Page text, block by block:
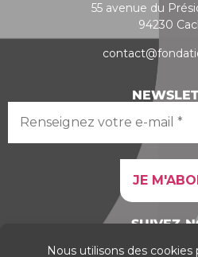
55 avenue du
94230
SUIVEZ-